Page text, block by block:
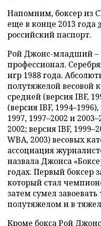
Напомним, боксер
еще в конце 2013 года
российский паспорт.
Рой Джонс-младший –
профессионал.
игр 1988 года.
полутяжелой весовой
средней (версия IBF,
(версия IBF,
1997, 1997–2002 и
2002; версия IBF,
WBA, 2003) весовых
ассоциация
назвала Джонса
годах. Первый боксер
который стал
затем сумел
полутяжелом и в
Кроме бокса Рой